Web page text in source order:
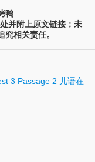
鸭
并附上原文链接；未
相关责任。
3 Passage 2 儿语在